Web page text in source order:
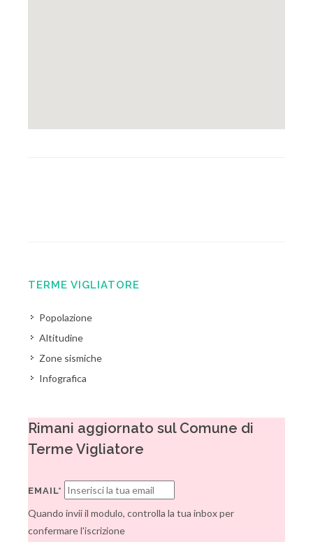
TERME VIGLIATORE
Popolazione
Altitudine
Zone sismiche
Infografica
Rimani aggiornato sul Comune di
Terme Vigliatore
EMAIL*
Quando invii il modulo, controlla la tua inbox per
confermare l'iscrizione